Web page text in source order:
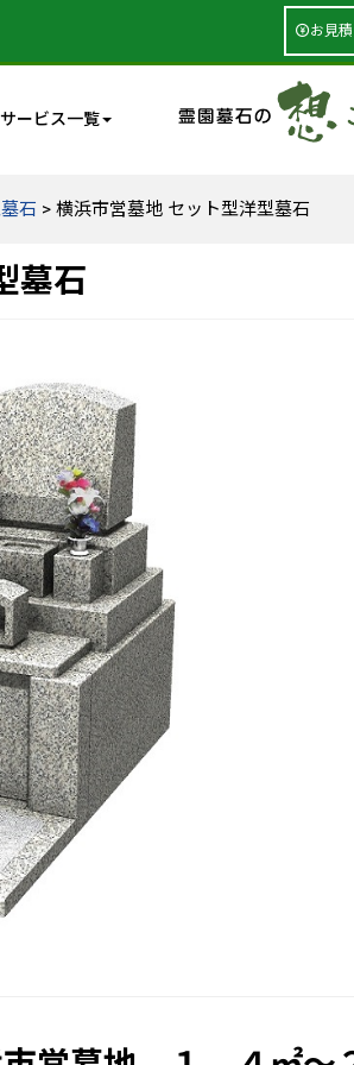
お見積
サービス一覧
石 > 横浜市営墓地 セット型洋型墓石
墓石